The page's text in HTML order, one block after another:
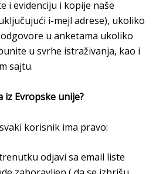
i evidenciju i kopije naše
i-mejl adrese), ukoliko
u anketama ukoliko
u svrhe istraživanja, kao i
sajtu.
iz Evropske unije?
korisnik ima pravo:
odjavi sa email liste